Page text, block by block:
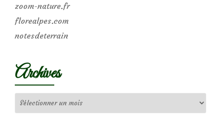
zoom-nature.fr
florealpes.com
notesdeterrain
Archives